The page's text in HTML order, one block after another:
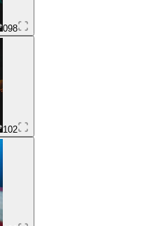
098
102